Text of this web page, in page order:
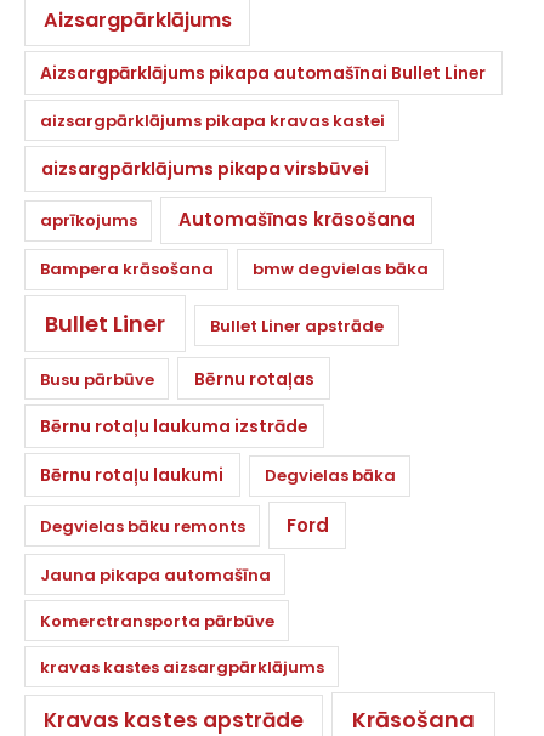
Aizsargpārklājums
Aizsargpārklājums pikapa automašīnai Bullet Liner
aizsargpārklājums pikapa kravas kastei
aizsargpārklājums pikapa virsbūvei
aprīkojums Automašīnas krāsošana
Bampera krāsošana bmw degvielas bāka
Bullet Liner Bullet Liner apstrāde
Busu pārbūve
Bērnu rotaļas
Bērnu rotaļu laukuma izstrāde
Bērnu rotaļu laukumi
Degvielas bāka
Degvielas bāku remonts Ford
Jauna pikapa automašīna
Komerctransporta pārbūve
kravas kastes aizsargpārklājums
Kravas kastes apstrāde Krāsošana